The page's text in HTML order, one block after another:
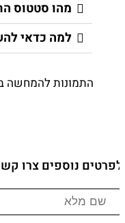
מהו סטטוס
למה כדאי
התמונות להמחשה
לפרטים נוספים צרו